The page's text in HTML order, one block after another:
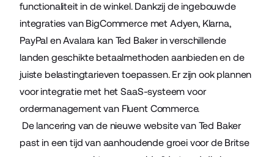
functionaliteit in de winkel. Dankzij de ingebouwde
integraties van BigCommerce met Adyen, Klarna,
PayPal enAvalara kan Ted Baker in verschillende
landen geschikte betaalmethoden aanbieden en de
juiste belastingtarieven toepassen. Er zijn ook plannen
voor integratie met het SaaS-systeem voor
ordermanagement van Fluent Commerce.
De lancering van de nieuwe website van Ted Baker
past in een tijd van aanhoudende groei voor de Britse